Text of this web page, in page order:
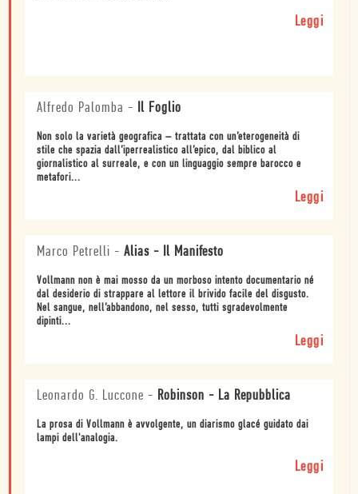
Leggi
Alfredo Palomba - Il Foglio
Non solo la varietà geografica – trattata con un’eterogeneità di
stile che spazia dall’iperrealistico all’epico, dal biblico al
giornalistico al surreale, e con un linguaggio sempre barocco e
metafori...
Leggi
Marco Petrelli - Alias - Il Manifesto
Vollmann non è mai mosso da un morboso intento documentario né
dal desiderio di strappare al lettore il brivido facile del disgusto.
Nel sangue, nell’abbandono, nel sesso, tutti sgradevolmente
dipinti...
Leggi
Leonardo G. Luccone - Robinson - La Repubblica
La prosa di Vollmann è avvolgente, un diarismo glacé guidato dai
lampi dell'analogia.
Leggi